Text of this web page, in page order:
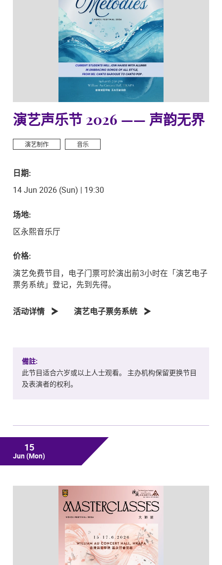
演艺声乐节 2026 —— 声韵无界
演艺制作 音乐
日期:
14 Jun 2026 (Sun) | 19:30
场地:
区永熙音乐厅
价格:
演艺免费节目，电子门票可於演出前3小时在「演艺电子
票务系统」登记，先到先得。
活动详情 演艺电子票务系统
備註:
此节目适合六岁或以上人士观看。 主办机构保留更换节目
及表演者的权利。
15
Jun(Mon)